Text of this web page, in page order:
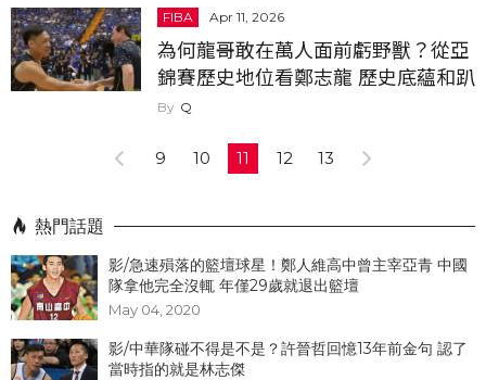
FIBA Apr 11, 2026
為何龍哥敢在萬人面前虧野獸？從亞
錦賽歷史地位看鄭志龍 歷史底蘊和趴
數仍略勝林志傑...
Q
9 10 11 12 13
熱門話題
影/急速殞落的籃壇球星！鄭人維高中曾主宰亞青 中國
隊拿他完全沒輒 年僅29歲就退出籃壇
May 04, 2020
影/中華隊碰不得是不是？許晉哲回憶13年前金句 認了
當時指的就是林志傑